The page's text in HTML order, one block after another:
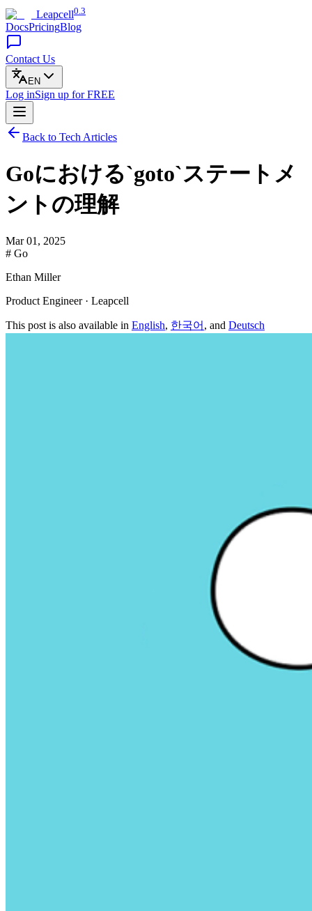
Leapcell0.3
DocsPricingBlog
Contact Us
EN
Log inSign up for FREE
Back to Tech Articles
Goにおける`goto`ステートメ
ントの理解
Mar 01, 2025
# Go
Ethan Miller
Product Engineer · Leapcell
This post is also available in English, 한국어 , and Deutsch